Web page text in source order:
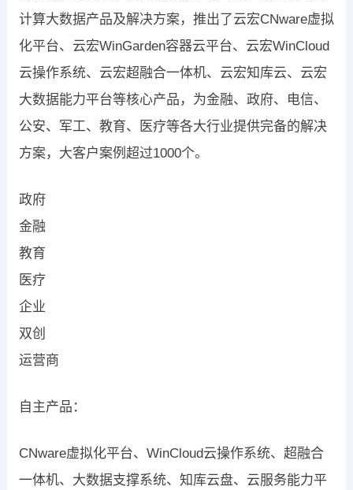
计算大数据产品及解决方案，推出了云宏CNware虚拟
化平台、云宏WinGarden容器云平台、云宏WinCloud
云操作系统、云宏超融合一体机、云宏知库云、云宏
大数据能力平台等核心产品，为金融、政府、电信、
公安、军工、教育、医疗等各大行业提供完备的解决
方案，大客户案例超过1000个。
政府
金融
教育
医疗
企业
双创
运营商
自主产品：
CNware虚拟化平台、WinCloud云操作系统、超融合
一体机、大数据支撑系统、知库云盘、云服务能力平